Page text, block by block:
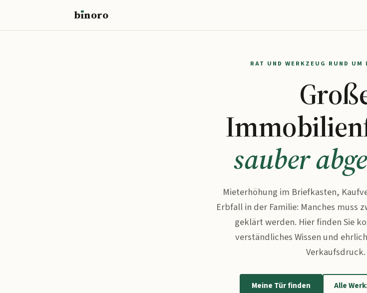
bınoro
RAT UND WERKZEUG RUND
sauber
Mieterhöhung im Briefkasten,
Erbfall in der Familie: Manches muss
geklärt werden. Hier finden Sie
verständliches Wissen und
Verkaufsdruck.
Meine Tür finden Alle